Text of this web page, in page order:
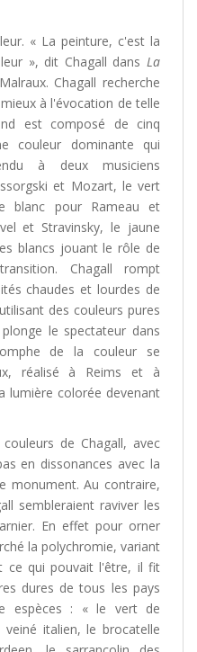
« La peinture, c'est la
», dit Chagall dans La
Chagall recherche
à l'évocation de telle
est composé de cinq
couleur dominante qui
à deux musiciens
et Mozart, le vert
blanc pour Rameau et
et Stravinsky, le jaune
blancs jouant le rôle de
Chagall rompt
chaudes et lourdes de
des couleurs pures
le spectateur dans
de la couleur se
réalisé à Reims et à
lumière colorée devenant
de Chagall, avec
en dissonances avec la
monument. Au contraire,
sembleraient raviver les
En effet pour orner
la polychromie, variant
ce qui pouvait l'être, il fit
dures de tous les pays
espèces : « le vert de
veiné italien, le brocatelle